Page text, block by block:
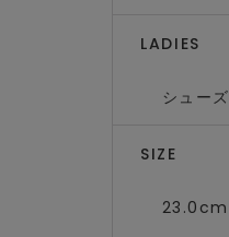
LADIES
シューズ
SIZE
23.0cm